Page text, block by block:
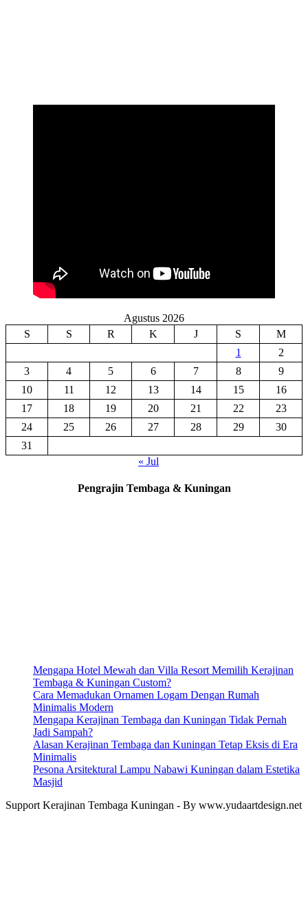
Agustus 2026
S
S R K J S
M
1
2
3
4 5 6 7 8
9
10
11 12 13 14 15
16
17
18 19 20 21 22
23
24
25 26 27 28 29
30
31
« Jul
Pengrajin Tembaga & Kuningan
Mengapa Hotel Mewah dan Villa Resort Memilih Kerajinan
Tembaga & Kuningan Custom?
Cara Memadukan Ornamen Logam Dengan Rumah
Minimalis Modern
Mengapa Kerajinan Tembaga dan Kuningan Tidak Pernah
Jadi Sampah?
Alasan Kerajinan Tembaga dan Kuningan Tetap Eksis di Era
Minimalis
Pesona Arsitektural Lampu Nabawi Kuningan dalam Estetika
Masjid
Support Kerajinan Tembaga Kuningan - By www.yudaartdesign.net